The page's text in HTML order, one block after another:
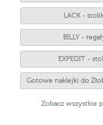
LACK -
BILLY -
EXPEDIT -
Gotowe naklejki do
Zobacz wszystkie